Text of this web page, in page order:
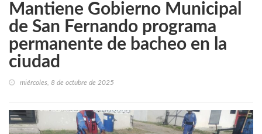
Mantiene Gobierno Municipal
de San Fernando programa
permanente de bacheo en la
ciudad
miércoles, 8 de octubre de 2025